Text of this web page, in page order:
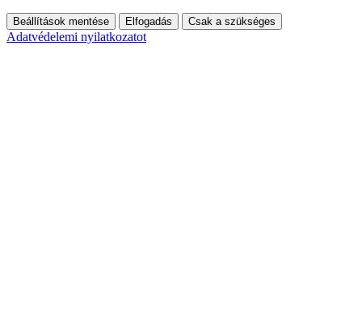
Beállítások mentése Elfogadás Csak a szükséges
Adatvédelemi nyilatkozatot